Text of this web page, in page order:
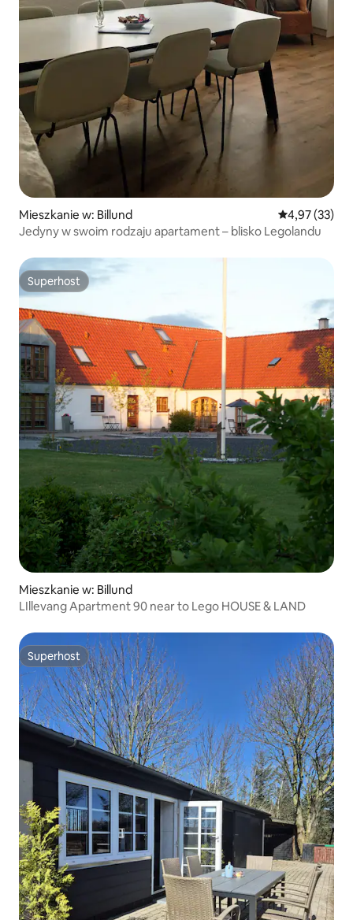
Mieszkanie w: Billund Średnia
4,97 (33)
Jedyny w swoim rodzaju apartament – blisko Legolandu
Superhost
Superhost
Mieszkanie w: Billund
LIllevang Apartment 90 near to Lego HOUSE & LAND
Superhost
Superhost